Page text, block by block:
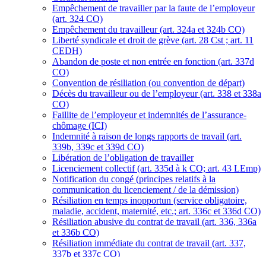
Empêchement de travailler par la faute de l’employeur
(art. 324 CO)
Empêchement du travailleur (art. 324a et 324b CO)
Liberté syndicale et droit de grève (art. 28 Cst ; art. 11
CEDH)
Abandon de poste et non entrée en fonction (art. 337d
CO)
Convention de résiliation (ou convention de départ)
Décès du travailleur ou de l’employeur (art. 338 et 338a
CO)
Faillite de l’employeur et indemnités de l’assurance-
chômage (ICI)
Indemnité à raison de longs rapports de travail (art.
339b, 339c et 339d CO)
Libération de l’obligation de travailler
Licenciement collectif (art. 335d à k CO; art. 43 LEmp)
Notification du congé (principes relatifs à la
communication du licenciement / de la démission)
Résiliation en temps inopportun (service obligatoire,
maladie, accident, maternité, etc.; art. 336c et 336d CO)
Résiliation abusive du contrat de travail (art. 336, 336a
et 336b CO)
Résiliation immédiate du contrat de travail (art. 337,
337b et 337c CO)